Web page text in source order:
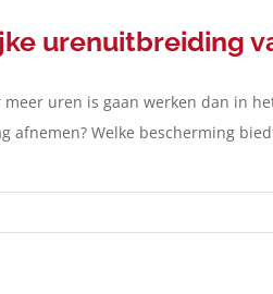
urenuitbreiding
uren is gaan werken dan in
afnemen? Welke bescherming